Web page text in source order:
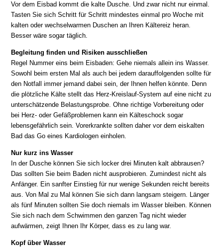
Vor dem Eisbad kommt die kalte Dusche. Und zwar nicht nur einmal.
Tasten Sie sich Schritt für Schritt mindestes einmal pro Woche mit
kalten oder wechselwarmen Duschen an Ihren Kältereiz heran.
Besser wäre sogar täglich.
Begleitung finden und Risiken ausschließen
Regel Nummer eins beim Eisbaden: Gehe niemals allein ins Wasser.
Sowohl beim ersten Mal als auch bei jedem darauffolgenden sollte für
den Notfall immer jemand dabei sein, der Ihnen helfen könnte. Denn
die plötzliche Kälte stellt das Herz-Kreislauf-System auf eine nicht zu
unterschätzende Belastungsprobe. Ohne richtige Vorbereitung oder
bei Herz- oder Gefäßproblemen kann ein Kälteschock sogar
lebensgefährlich sein. Vorerkrankte sollten daher vor dem eiskalten
Bad das Go eines Kardiologen einholen.
Nur kurz ins Wasser
In der Dusche können Sie sich locker drei Minuten kalt abbrausen?
Das sollten Sie beim Baden nicht ausprobieren. Zumindest nicht als
Anfänger. Ein sanfter Einstieg für nur wenige Sekunden reicht bereits
aus. Von Mal zu Mal können Sie sich dann langsam steigern. Länger
als fünf Minuten sollten Sie doch niemals im Wasser bleiben. Können
Sie sich nach dem Schwimmen den ganzen Tag nicht wieder
aufwärmen, zeigt Ihnen Ihr Körper, dass es zu lang war.
Kopf über Wasser